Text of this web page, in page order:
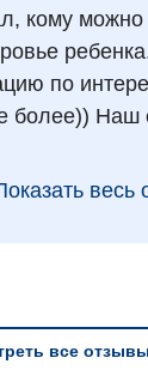
отделение
отделение
кому можно
по
более)) Наш
весь
все